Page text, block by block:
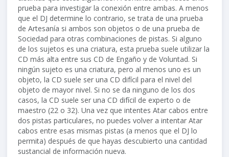
prueba para investigar la conexión entre ambas. A menos
que el DJ determine lo contrario, se trata de una prueba
de Artesanía si ambos son objetos o de una prueba de
Sociedad para otras combinaciones de pistas. Si alguno
de los sujetos es una criatura, esta prueba suele utilizar la
CD más alta entre sus CD de Engaño y de Voluntad. Si
ningún sujeto es una criatura, pero al menos uno es un
objeto, la CD suele ser una CD difícil para el nivel del
objeto de mayor nivel. Si no se da ninguno de los dos
casos, la CD suele ser una CD difícil de experto o de
maestro (22 o 32). Una vez que intentes Atar cabos entre
dos pistas particulares, no puedes volver a intentar Atar
cabos entre esas mismas pistas (a menos que el DJ lo
permita) después de que hayas descubierto una cantidad
sustancial de información nueva.